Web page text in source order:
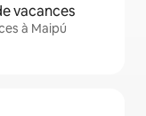
vacances
à Maipú